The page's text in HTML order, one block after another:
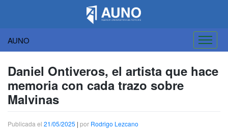
AUNO
contenido
Daniel Ontiveros, el artista que hace
memoria con cada trazo sobre
Malvinas
Publicada el 21/05/2025 | por Rodrigo Lezcano